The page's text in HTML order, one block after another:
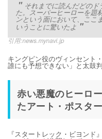
それまでに読んだどの
た。スーパーヒーローを題
ンという面において、ここ
いうことに驚いたよ
引用:news.mynavi.jp
キングピン役のヴィンセント
誰にも予想できない」と太鼓
赤い悪魔のヒーロ
たアート・ポスター
『スタートレック・ビヨンド